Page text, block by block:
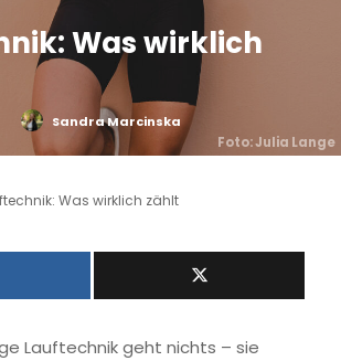
Was wirklich
Sandra Marcinska
Foto: Julia Lange
Was wirklich zählt
Lauftechnik geht nichts – sie